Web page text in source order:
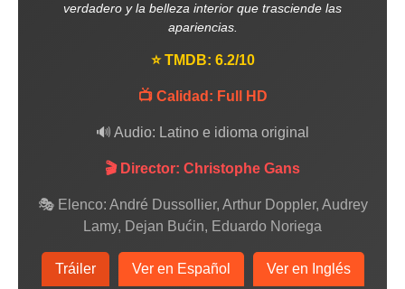
verdadero y la belleza interior que trasciende las
apariencias.
⭐ TMDB: 6.2/10
📺 Calidad: Full HD
🔊 Audio: Latino e idioma original
🎬 Director: Christophe Gans
🎭 Elenco: André Dussollier, Arthur Doppler, Audrey
Lamy, Dejan Bućin, Eduardo Noriega
Tráiler Ver en Español Ver en Inglés